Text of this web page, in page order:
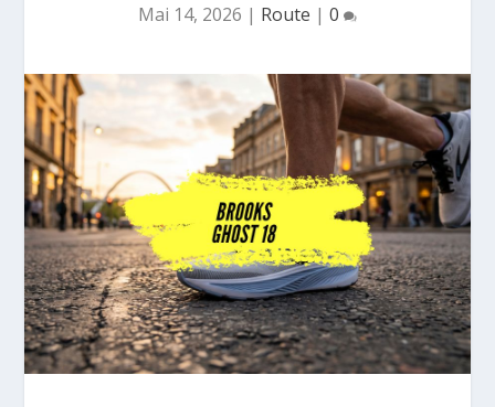
Mai 14, 2026 | Route | 0